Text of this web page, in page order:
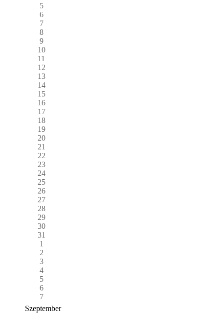
5
6
7
8
9
10
11
12
13
14
15
16
17
18
19
20
21
22
23
24
25
26
27
28
29
30
31
1
2
3
4
5
6
7
Szeptember